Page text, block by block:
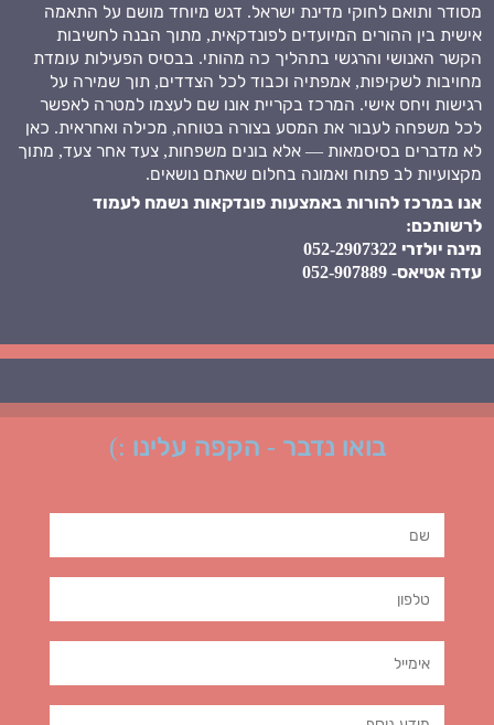
מסודר ותואם לחוקי מדינת ישראל. דגש מיוחד מושם על התאמה
אישית בין ההורים המיועדים לפונדקאית, מתוך הבנה לחשיבות
הקשר האנושי והרגשי בתהליך כה מהותי. בבסיס הפעילות עומדת
מחויבות לשקיפות, אמפתיה וכבוד לכל הצדדים, תוך שמירה על
רגישות ויחס אישי. המרכז בקריית אונו שם לעצמו למטרה לאפשר
לכל משפחה לעבור את המסע בצורה בטוחה, מכילה ואחראית. כאן
לא מדברים בסיסמאות — אלא בונים משפחות, צעד אחר צעד, מתוך
מקצועיות לב פתוח ואמונה בחלום שאתם נושאים.
אנו במרכז להורות באמצעות פונדקאות נשמח לעמוד
לרשותכם:
מינה יולזרי 052-2907322
עדה אטיאס- 052-907889
בואו נדבר - הקפה עלינו :)